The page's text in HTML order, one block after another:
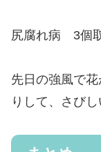
尻腐れ病 3個
先日の強風で
りして、さび